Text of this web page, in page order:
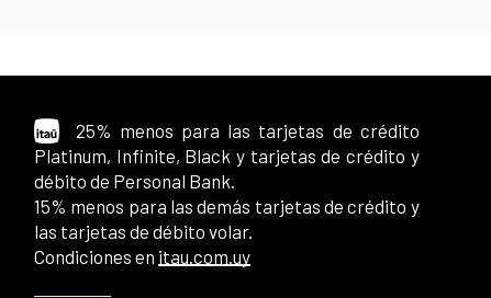
25% menos para las tarjetas de crédito
Platinum, Infinite, Black y tarjetas de crédito y
débito de Personal Bank.
15% menos para las demás tarjetas de crédito y
las tarjetas de débito volar.
Condiciones en itau.com.uy